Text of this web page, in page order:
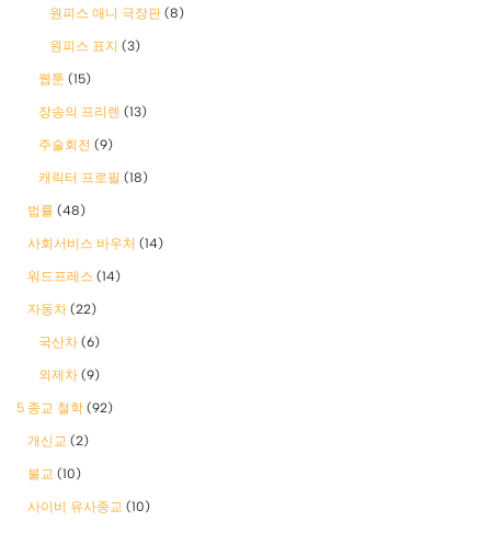
원피스 애니 극장판 (8)
원피스 표지 (3)
웹툰 (15)
장송의 프리렌 (13)
주술회전 (9)
캐릭터 프로필 (18)
법률 (48)
사회서비스 바우처 (14)
워드프레스 (14)
자동차 (22)
국산차 (6)
외제차 (9)
5 종교 철학 (92)
개신교 (2)
불교 (10)
사이비 유사종교 (10)